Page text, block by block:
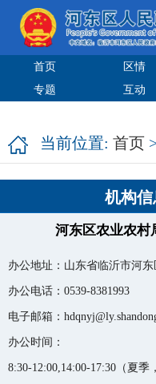
首页 区情
专题
互动
当前位置: 首页
机构信
河东区农业农村
办公地址： 山东省临沂市河
办公电话： 0539-8381993
电子邮箱：
办公时间：
8:30-12:00,14:00-17:30 （夏季